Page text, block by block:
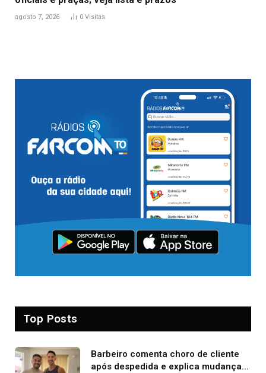
agosto 7, 2026 0 Visitas
Top Posts
Barbeiro comenta choro de cliente
após despedida e explica mudança